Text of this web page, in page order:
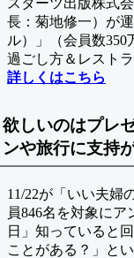
ー
長：菊地修一）が
ル）」（会員数
過ごし方＆レスト
詳しくはこちら
欲しいのはプレ
ンや旅行に支持
11/22が「いい夫婦
員846名を対象に
日」知っていると
ことがある？」と